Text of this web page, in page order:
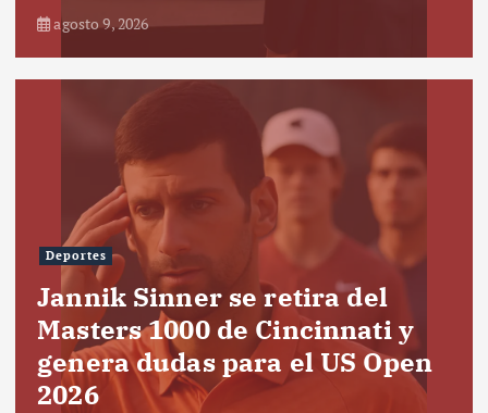
agosto 9, 2026
Deportes
Jannik Sinner se retira del
Masters 1000 de Cincinnati y
genera dudas para el US Open
2026